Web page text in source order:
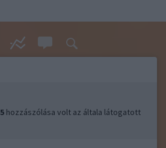
hozzászólása volt az általa látogatott